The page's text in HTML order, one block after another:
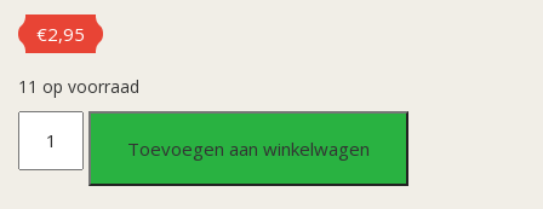
€2,95
11 op voorraad
Gezicht
Toevoegen aan winkelwagen